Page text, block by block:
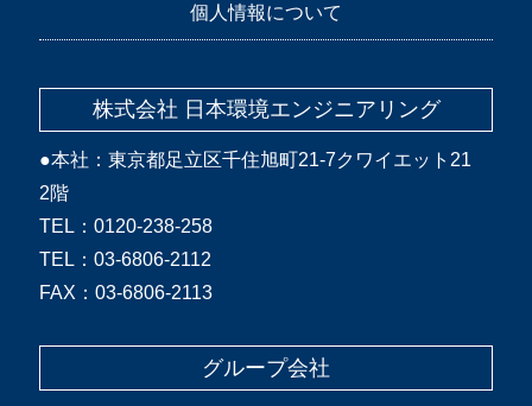
個人情報について
株式会社 日本環境エンジニアリング
●本社：東京都足立区千住旭町21-7クワイエット21
2階
TEL：0120-238-258
TEL：03-6806-2112
FAX：03-6806-2113
グループ会社